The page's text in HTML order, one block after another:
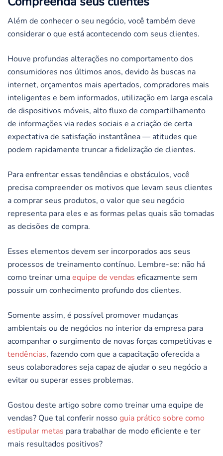
Além de conhecer o seu negócio, você também deve
considerar o que está acontecendo com seus clientes.
Houve profundas alterações no comportamento dos
consumidores nos últimos anos, devido às buscas na
internet, orçamentos mais apertados, compradores mais
inteligentes e bem informados, utilização em larga escala
de dispositivos móveis, alto fluxo de compartilhamento
de informações via redes sociais e a criação de certa
expectativa de satisfação instantânea — atitudes que
podem rapidamente truncar a fidelização de clientes.
Para enfrentar essas tendências e obstáculos, você
precisa compreender os motivos que levam seus clientes
a comprar seus produtos, o valor que seu negócio
representa para eles e as formas pelas quais são tomadas
as decisões de compra.
Esses elementos devem ser incorporados aos seus
processos de treinamento contínuo. Lembre-se: não há
como treinar umaequipe de vendas eficazmente sem
possuir um conhecimento profundo dos clientes.
Somente assim, é possível promover mudanças
ambientais ou de negócios no interior da empresa para
acompanhar o surgimento de novas forças competitivas e
tendências, fazendo com que a capacitação oferecida a
seus colaboradores seja capaz de ajudar o seu negócio a
evitar ou superar esses problemas.
Gostou deste artigo sobre como treinar uma equipe de
vendas? Que tal conferir nossoguia prático sobre como
estipular metas para trabalhar de modo eficiente e ter
mais resultados positivos?